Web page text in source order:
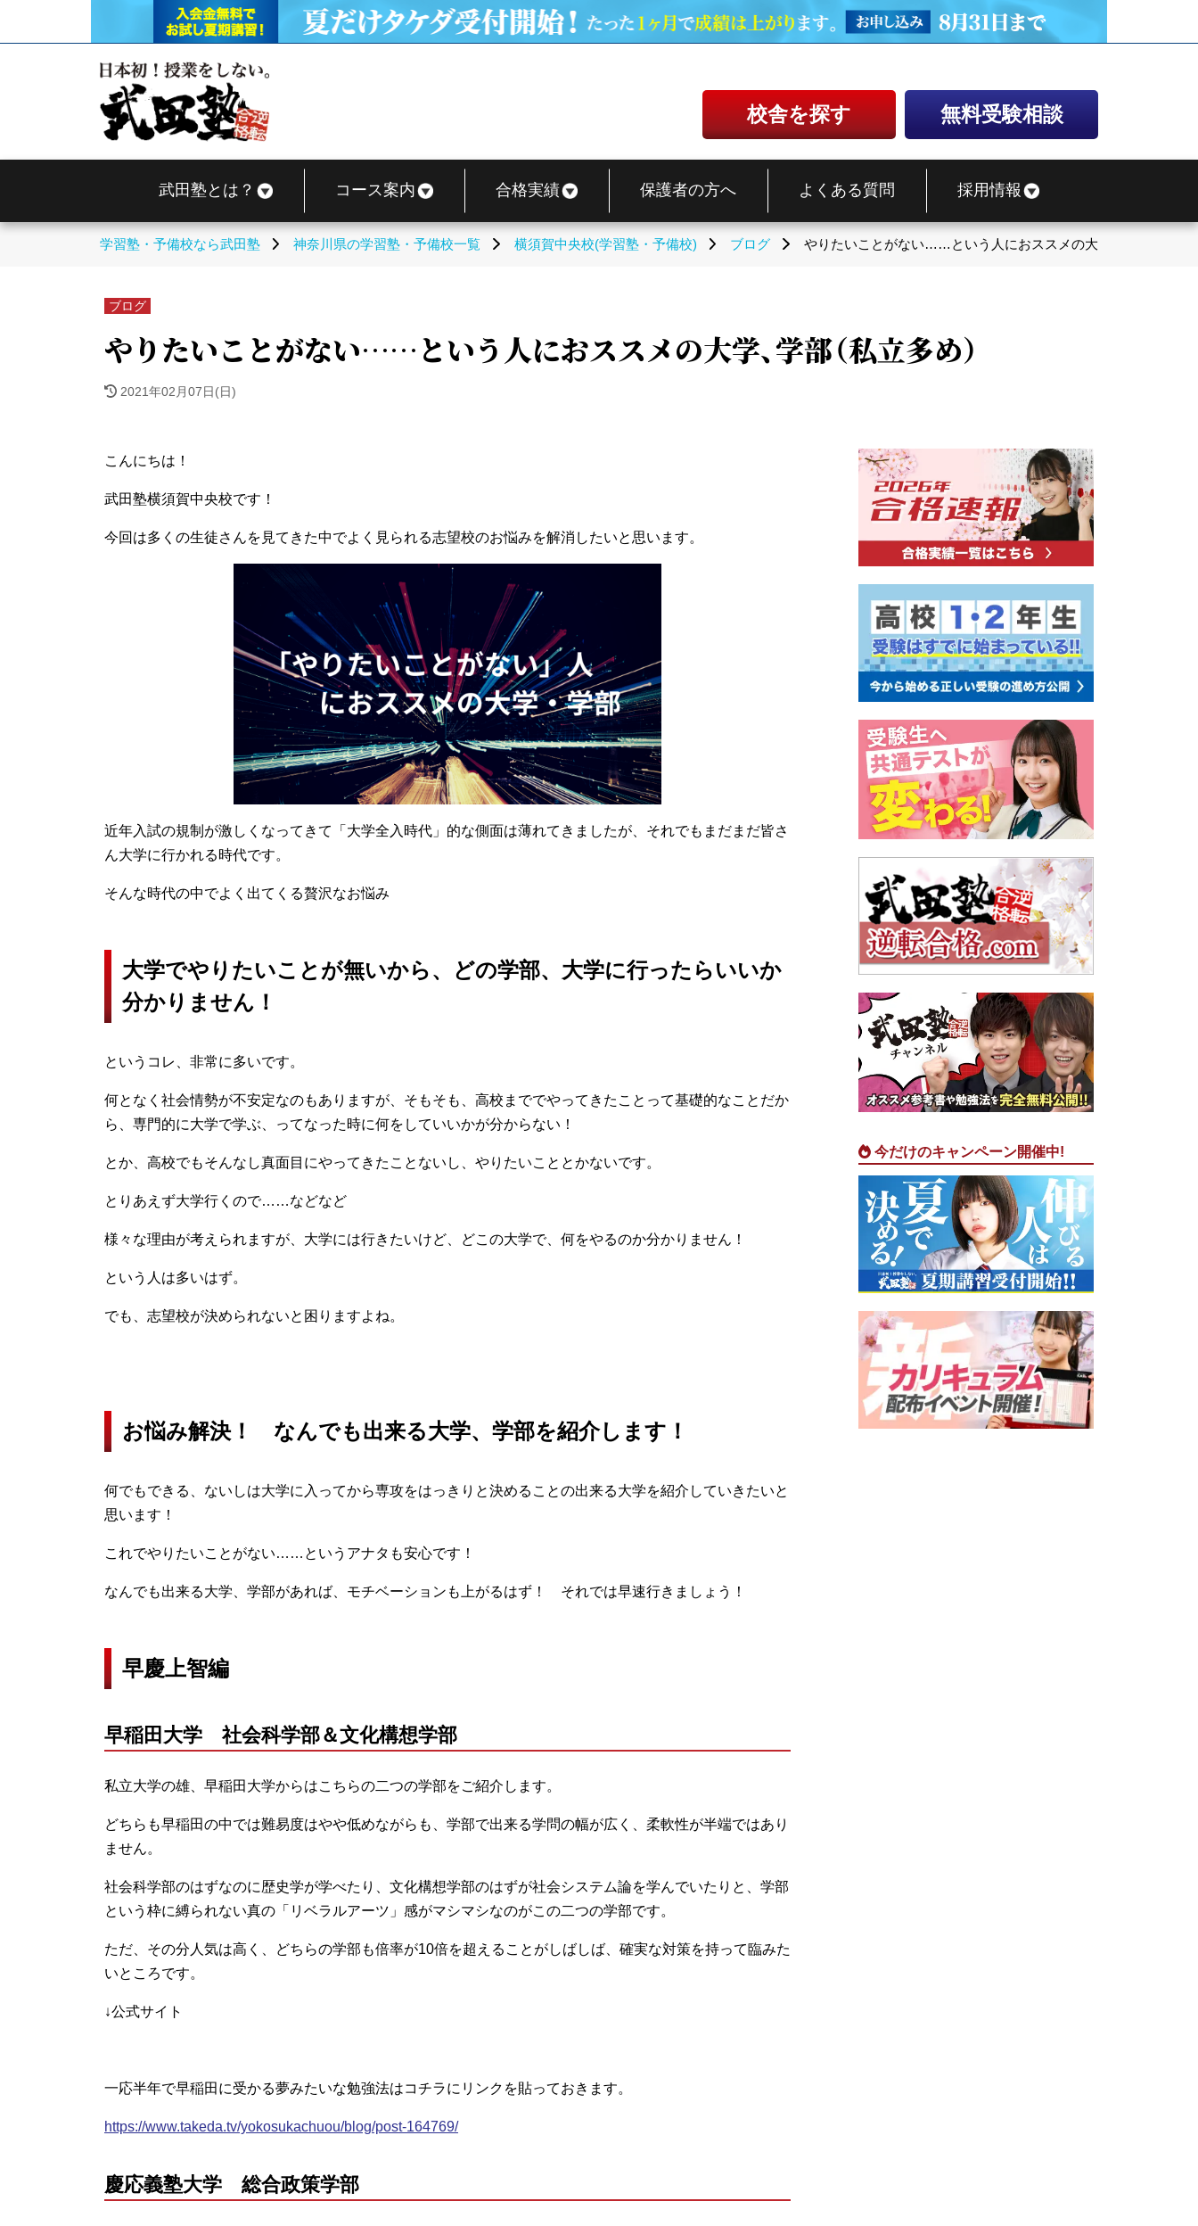
校舎を探す 無料受験相談
武田塾とは？ コース案内 合格実績 保護者の方へ よくある質問 採用情報
学習塾・予備校なら武田塾 神奈川県の学習塾・予備校一覧 横須賀中央校(学習塾・予備校) ブログ やりたいことがない……という人におススメの大学、学部（私立
ブログ
やりたいことがない……という人におススメの大学、学部（私立多め）
2021年02月07日(日)
こんにちは！
武田塾横須賀中央校です！
今回は多くの生徒さんを見てきた中でよく見られる志望校のお悩みを解消したいと思います。
近年入試の規制が激しくなってきて「大学全入時代」的な側面は薄れてきましたが、それでもまだまだ皆さ
ん大学に行かれる時代です。
そんな時代の中でよく出てくる贅沢なお悩み
大学でやりたいことが無いから、どの学部、大学に行ったらいいか
分かりません！
というコレ、非常に多いです。
何となく社会情勢が不安定なのもありますが、そもそも、高校まででやってきたことって基礎的なことだか
ら、専門的に大学で学ぶ、ってなった時に何をしていいかが分からない！
とか、高校でもそんなし真面目にやってきたことないし、やりたいこととかないです。
とりあえず大学行くので……などなど
様々な理由が考えられますが、大学には行きたいけど、どこの大学で、何をやるのか分かりません！
という人は多いはず。
でも、志望校が決められないと困りますよね。
お悩み解決！ なんでも出来る大学、学部を紹介します！
何でもできる、ないしは大学に入ってから専攻をはっきりと決めることの出来る大学を紹介していきたいと
思います！
これでやりたいことがない……というアナタも安心です！
なんでも出来る大学、学部があれば、モチベーションも上がるはず！ それでは早速行きましょう！
早慶上智編
早稲田大学 社会科学部＆文化構想学部
私立大学の雄、早稲田大学からはこちらの二つの学部をご紹介します。
どちらも早稲田の中では難易度はやや低めながらも、学部で出来る学問の幅が広く、柔軟性が半端ではあり
ません。
社会科学部のはずなのに歴史学が学べたり、文化構想学部のはずが社会システム論を学んでいたりと、学部
という枠に縛られない真の「リベラルアーツ」感がマシマシなのがこの二つの学部です。
ただ、その分人気は高く、どちらの学部も倍率が10倍を超えることがしばしば、確実な対策を持って臨みた
いところです。
↓公式サイト
一応半年で早稲田に受かる夢みたいな勉強法はコチラにリンクを貼っておきます。
https://www.takeda.tv/yokosukachuou/blog/post-164769/
慶応義塾大学 総合政策学部
今だけのキャンペーン開催中!